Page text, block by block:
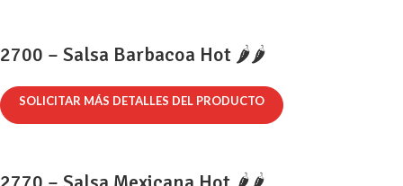
2700 – Salsa Barbacoa Hot 🌶️🌶️
SOLICITAR MÁS DETALLES DEL PRODUCTO